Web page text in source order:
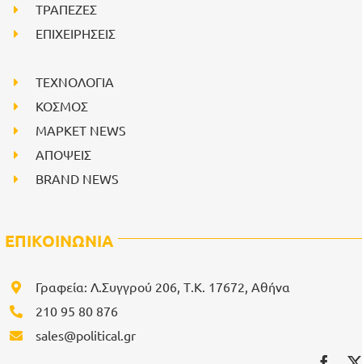
ΤΡΑΠΕΖΕΣ
ΕΠΙΧΕΙΡΗΣΕΙΣ
ΤΕΧΝΟΛΟΓΙΑ
ΚΟΣΜΟΣ
ΜΑΡΚΕΤ NEWS
ΑΠΟΨΕΙΣ
BRAND NEWS
ΕΠΙΚΟΙΝΩΝΙΑ
Γραφεία: Λ.Συγγρού 206, Τ.Κ. 17672, Αθήνα
210 95 80 876
sales@political.gr